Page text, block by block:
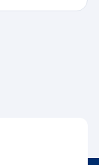
taʼlim, fan va